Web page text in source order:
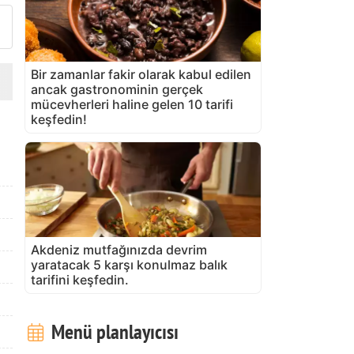
Bir zamanlar fakir olarak kabul edilen
ancak gastronominin gerçek
mücevherleri haline gelen 10 tarifi
keşfedin!
Akdeniz mutfağınızda devrim
yaratacak 5 karşı konulmaz balık
tarifini keşfedin.
Menü planlayıcısı